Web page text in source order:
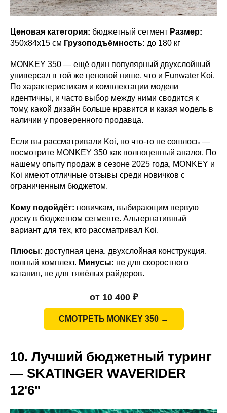
Ценовая категория: бюджетный сегмент Размер:
350х84х15 см Грузоподъёмность: до 180 кг
MONKEY 350 — ещё один популярный двухслойный
универсал в той же ценовой нише, что и Funwater Koi.
По характеристикам и комплектации модели
идентичны, и часто выбор между ними сводится к
тому, какой дизайн больше нравится и какая модель в
наличии у проверенного продавца.
Если вы рассматривали Koi, но что-то не сошлось —
посмотрите MONKEY 350 как полноценный аналог. По
нашему опыту продаж в сезоне 2025 года, MONKEY и
Koi имеют отличные отзывы среди новичков с
ограниченным бюджетом.
Кому подойдёт: новичкам, выбирающим первую
доску в бюджетном сегменте. Альтернативный
вариант для тех, кто рассматривал Koi.
Плюсы: доступная цена, двухслойная конструкция,
полный комплект. Минусы: не для скоростного
катания, не для тяжёлых райдеров.
от 10 400 ₽
СМОТРЕТЬ MONKEY 350 →
10. Лучший бюджетный туринг
— SKATINGER WAVERIDER
12'6"